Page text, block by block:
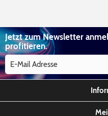
Jetzt zum Newsletter
profitieren.